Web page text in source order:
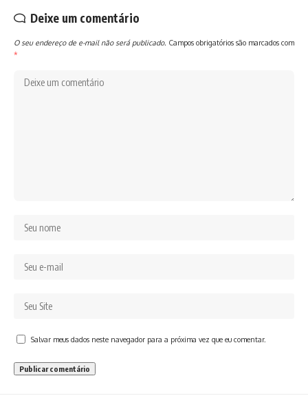
Deixe um comentário
O seu endereço de e-mail não será publicado. Campos obrigatórios são marcados com
*
Salvar meus dados neste navegador para a próxima vez que eu comentar.